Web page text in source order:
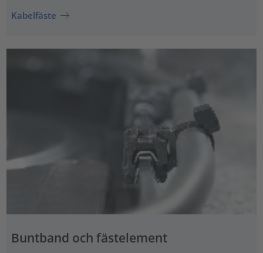
Kabelfäste
Buntband och fästelement